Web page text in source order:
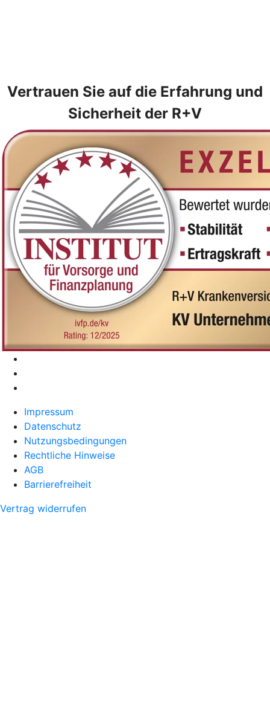
Vertrauen Sie auf die Erfahrung und
Sicherheit der R+V
Impressum
Datenschutz
Nutzungsbedingungen
Rechtliche Hinweise
AGB
Barrierefreiheit
Vertrag widerrufen